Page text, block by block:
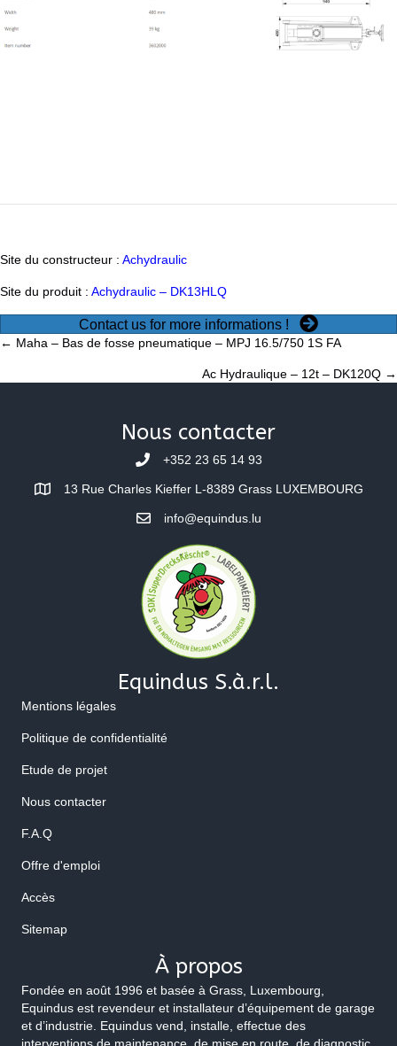
Site du constructeur : Achydraulic
Site du produit : Achydraulic – DK13HLQ
Contact us for more informations !
Posts
navigation
← Maha – Bas de fosse pneumatique – MPJ 16.5/750 1S FA
Ac Hydraulique – 12t – DK120Q →
Nous contacter
+352 23 65 14 93
13 Rue Charles Kieffer L-8389 Grass LUXEMBOURG
info@equindus.lu
Equindus S.à.r.l.
Mentions légales
Politique de confidentialité
Etude de projet
Nous contacter
F.A.Q
Offre d'emploi
Accès
Sitemap
À propos
Fondée en août 1996 et basée à Grass, Luxembourg,
Equindus est revendeur et installateur d’équipement de garage
et d’industrie. Equindus vend, installe, effectue des